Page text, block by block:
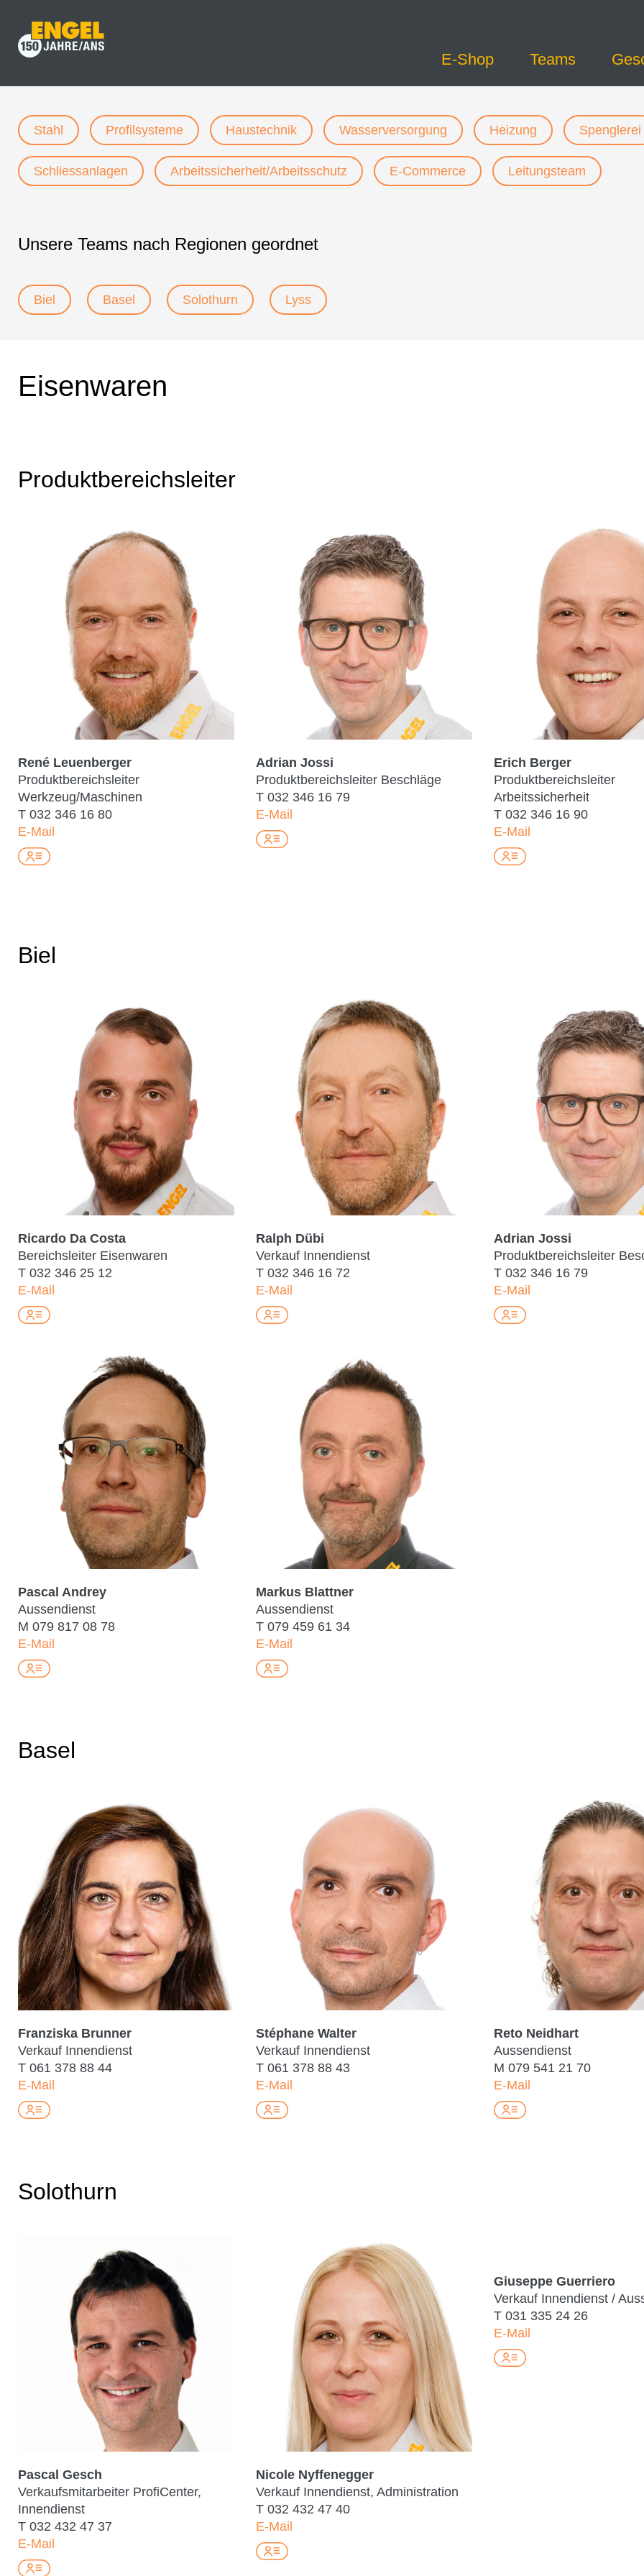
E-Shop Teams
Stahl Profilsysteme Haustechnik Wasserversorgung Heizung Spenglerei
Schliessanlagen Arbeitssicherheit/Arbeitsschutz E-Commerce Leitungsteam
Unsere Teams nach Regionen geordnet
Biel Basel Solothurn Lyss
Eisenwaren
Produktbereichsleiter
René Leuenberger
Produktbereichsleiter
Werkzeug/Maschinen
T 032 346 16 80
E-Mail
Adrian Jossi
Produktbereichsleiter Beschläge
T 032 346 16 79
E-Mail
Erich Berger
Produktbereichsleiter
Arbeitssicherheit
T 032 346 16 90
E-Mail
Biel
Ricardo Da Costa
Bereichsleiter Eisenwaren
T 032 346 25 12
E-Mail
Ralph Dübi
Verkauf Innendienst
T 032 346 16 72
E-Mail
Adrian Jossi
Produktbereichsleiter
T 032 346 16 79
E-Mail
Pascal Andrey
Aussendienst
M 079 817 08 78
E-Mail
Markus Blattner
Aussendienst
T 079 459 61 34
E-Mail
Basel
Franziska Brunner
Verkauf Innendienst
T 061 378 88 44
E-Mail
Stéphane Walter
Verkauf Innendienst
T 061 378 88 43
E-Mail
Reto Neidhart
Aussendienst
M 079 541 21 70
E-Mail
Solothurn
Pascal Gesch
Verkaufsmitarbeiter ProfiCenter,
Innendienst
T 032 432 47 37
E-Mail
Nicole Nyffenegger
Verkauf Innendienst, Administration
T 032 432 47 40
E-Mail
Giuseppe Guerriero
Verkauf Innendienst /
T 031 335 24 26
E-Mail